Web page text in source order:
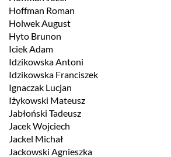
Hoffman Roman
Holwek August
Hyto Brunon
Iciek Adam
Idzikowska Antoni
Idzikowska Franciszek
Ignaczak Lucjan
Iżykowski Mateusz
Jabłoński Tadeusz
Jacek Wojciech
Jackel Michał
Jackowski Agnieszka